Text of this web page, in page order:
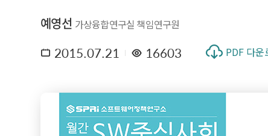
예영선 가상융합연구실 책임연구원
2015.07.21 16603 PDF 다운